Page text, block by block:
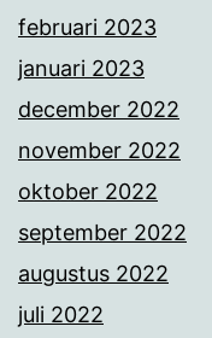
februari 2023
januari 2023
december 2022
november 2022
oktober 2022
september 2022
augustus 2022
juli 2022